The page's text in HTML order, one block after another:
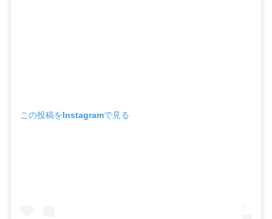
この投稿をInstagramで見る